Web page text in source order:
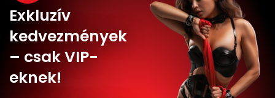
Exkluzív
kedvezmények
– csak VIP-
eknek!